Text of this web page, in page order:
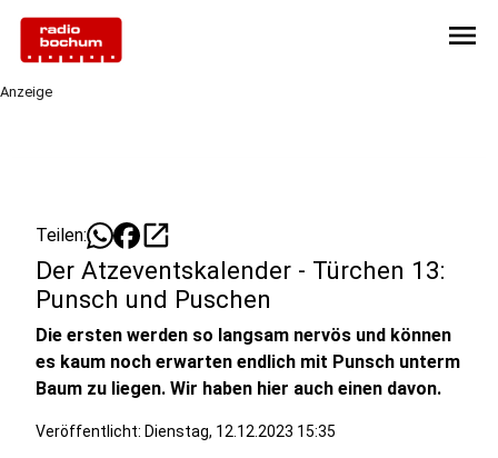
menu
Anzeige
Teilen: open_in_new
Der Atzeventskalender - Türchen 13:
Punsch und Puschen
Die ersten werden so langsam nervös und können
es kaum noch erwarten endlich mit Punsch unterm
Baum zu liegen. Wir haben hier auch einen davon.
Veröffentlicht: Dienstag, 12.12.2023 15:35